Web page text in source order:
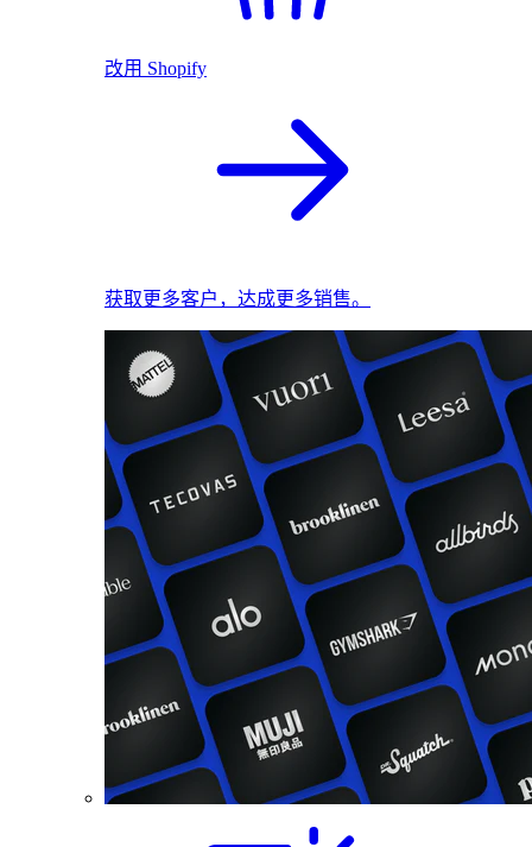
改用 Shopify
获取更多客户，达成更多销售。